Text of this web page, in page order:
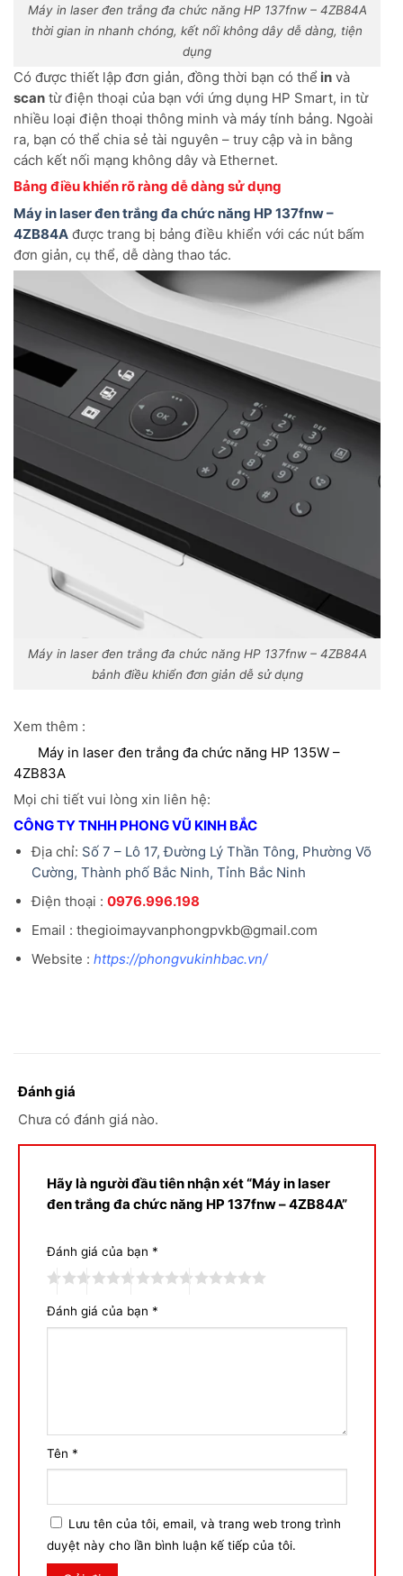
Máy in laser đen trắng đa chức năng HP 137fnw – 4ZB84A
thời gian in nhanh chóng, kết nối không dây dễ dàng, tiện
dụng
Có được thiết lập đơn giản, đồng thời bạn có thể in và
scan từ điện thoại của bạn với ứng dụng HP Smart, in từ
nhiều loại điện thoại thông minh và máy tính bảng. Ngoài
ra, bạn có thể chia sẻ tài nguyên – truy cập và in bằng
cách kết nối mạng không dây và Ethernet.
Bảng điều khiển rõ ràng dễ dàng sử dụng
Máy in laser đen trắng đa chức năng HP 137fnw –
4ZB84A được trang bị bảng điều khiển với các nút bấm
đơn giản, cụ thể, dễ dàng thao tác.
Máy in laser đen trắng đa chức năng HP 137fnw – 4ZB84A
bảnh điều khiển đơn giản dễ sử dụng
Xem thêm :
Máy in laser đen trắng đa chức năng HP 135W –
4ZB83A
Mọi chi tiết vui lòng xin liên hệ:
CÔNG TY TNHH PHONG VŨ KINH BẮC
Địa chỉ: Số 7 – Lô 17, Đường Lý Thần Tông, Phường Võ
Cường, Thành phố Bắc Ninh, Tỉnh Bắc Ninh
Điện thoại : 0976.996.198
Email : thegioimayvanphongpvkb@gmail.com
Website : https://phongvukinhbac.vn/
Đánh giá
Chưa có đánh giá nào.
Hãy là người đầu tiên nhận xét “Máy in laser
đen trắng đa chức năng HP 137fnw – 4ZB84A”
Đánh giá của bạn *
Đánh giá của bạn *
Tên *
Lưu tên của tôi, email, và trang web trong trình
duyệt này cho lần bình luận kế tiếp của tôi.